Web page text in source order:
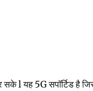
l यह 5G सपॉर्टिड